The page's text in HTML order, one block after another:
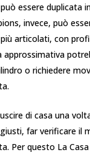
essere duplicata
invece, può
articolati, con
approssimativa
o richiedere
di casa una
far verificare il
Per questo La Casa